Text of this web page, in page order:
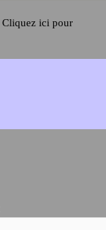
Cliquez ici pour